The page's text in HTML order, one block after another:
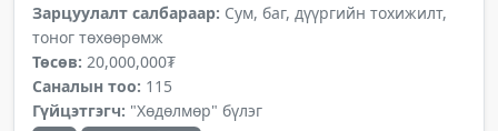
Зарцуулалт салбараар: Сум, баг, дүүргийн тохижилт,
тоног төхөөрөмж
Төсөв: 20,000,000₮
Саналын тоо: 115
Гүйцэтгэгч: "Хөдөлмөр" бүлэг